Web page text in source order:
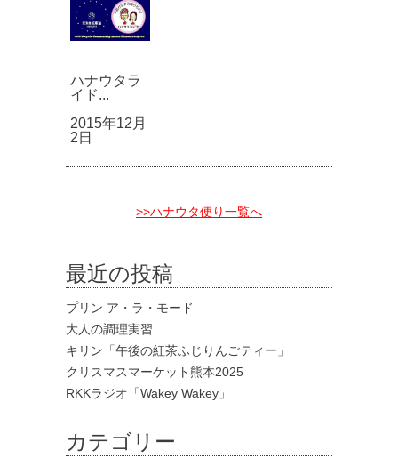
ハナウタラ
イド...
2015年12月
2日
>>ハナウタ便り一覧へ
最近の投稿
プリン ア・ラ・モード
大人の調理実習
キリン「午後の紅茶ふじりんごティー」
クリスマスマーケット熊本2025
RKKラジオ「Wakey Wakey」
カテゴリー